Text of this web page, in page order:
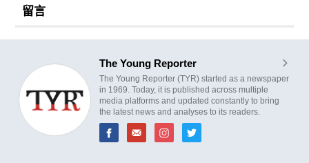
留言
The Young Reporter
The Young Reporter (TYR) started as a newspaper
in 1969. Today, it is published across multiple
media platforms and updated constantly to bring
the latest news and analyses to its readers.